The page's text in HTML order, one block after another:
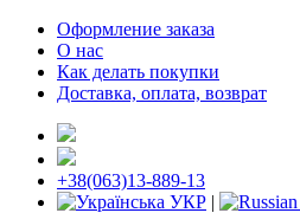
Оформление заказа
О нас
Как делать покупки
Доставка, оплата, возврат
+38(063)13-889-13
УКР |